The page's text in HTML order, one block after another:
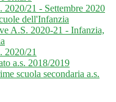
2020/21 - Settembre 2020
dell'Infanzia
A.S. 2020-21 - Infanzia,
2020/21
a.s. 2018/2019
scuola secondaria a.s.